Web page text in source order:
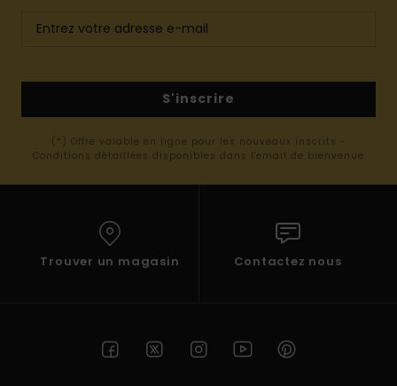
S'inscrire
(*) Offre valable en ligne pour les nouveaux inscrits -
Conditions détaillées disponibles dans l'email de bienvenue
Trouver un magasin Contactez nous